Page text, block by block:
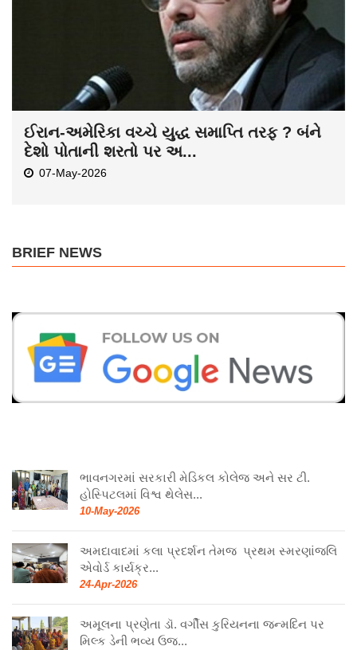
ઈરાન-અમેરિકા વચ્ચે યુદ્ધ સમાપ્તિ તરફ ? બંને
દેશો પોતાની શરતો પર અ...
07-May-2026
BRIEF NEWS
ભાવનગરમાં સરકારી મેડિકલ કોલેજ અને સર ટી.
હોસ્પિટલમાં વિશ્વ થેલેસ...
10-May-2026
અમદાવાદમાં કલા પ્રદર્શન તેમજ પ્રથમ સ્મરણાંજલિ
એવોર્ડ કાર્યક્ર...
24-Apr-2026
અમૂલના પ્રણેતા ડૉ. વર્ગીસ કુરિયનના જન્મદિન પર
મિલ્ક ડેની ભવ્ય ઉજ...